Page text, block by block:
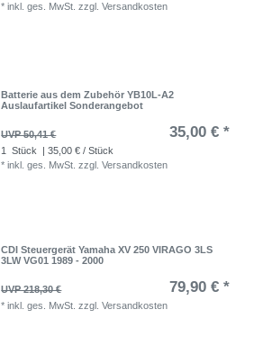
*inkl. ges. MwSt. zzgl.Versandkosten
Batterie aus dem Zubehör YB10L-A2
Auslaufartikel Sonderangebot
UVP 50,41 € 35,00 € *
1 Stück
| 35,00 € / Stück
*inkl. ges. MwSt. zzgl.Versandkosten
CDI Steuergerät Yamaha XV 250 VIRAGO 3LS
3LW VG01 1989 - 2000
UVP 218,30 € 79,90 € *
*inkl. ges. MwSt. zzgl.Versandkosten